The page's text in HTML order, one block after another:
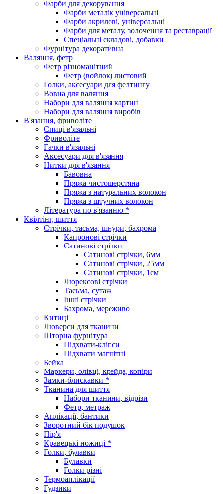
Фарби для декорування
Фарби металік універсальні
Фарби акрилові, універсальні
Фарби для металу, золочення та реставрації
Спеціальні складові, добавки
Фурнітура декоративна
Валяння, фетр
Фетр різноманітний
Фетр (войлок) листовий
Голки, аксесуари для фелтингу
Вовна для валяння
Набори для валяння картин
Набори для валяння виробів
В'язання, фриволіте
Спиці в'язальні
Фриволіте
Гачки в'язальні
Аксесуари для в'язання
Нитки для в'язання
Бавовна
Пряжа чистошерстяна
Пряжа з натуральних волокон
Пряжа з штучних волокон
Література по в'язанню *
Квілтінг, шиття
Стрічки, тасьма, шнури, бахрома
Капронові стрічки
Сатинові стрічки
Сатинові стрічки, 6мм
Сатинові стрічки, 25мм
Сатинові стрічки, 1см
Люрексові стрічки
Тасьма, сутаж
Інші стрічки
Бахрома, мереживо
Китиці
Люверси для тканини
Шторна фурнітура
Підхвати-кліпси
Підхвати магнітні
Бейка
Маркери, олівці, крейда, копіри
Замки-блискавки *
Тканина для шиття
Набори тканини, відрізи
Фетр, метраж
Аплікації, бантики
Зворотний бік подушок
Пір'я
Кравецькі ножиці *
Голки, булавки
Булавки
Голки різні
Термоаплікації
Гудзики